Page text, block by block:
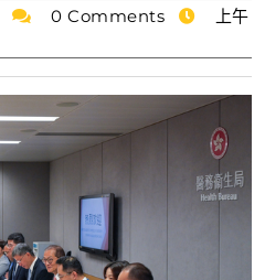
0 Comments
上午